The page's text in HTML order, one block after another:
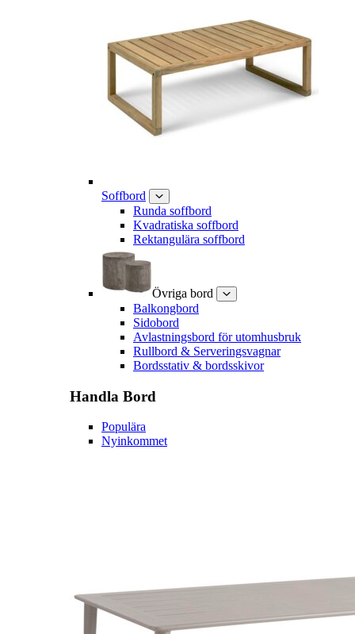
Soffbord
Runda soffbord
Kvadratiska soffbord
Rektangulära soffbord
Övriga bord
Balkongbord
Sidobord
Avlastningsbord för utomhusbruk
Rullbord & Serveringsvagnar
Bordsstativ & bordsskivor
Handla Bord
Populära
Nyinkommet